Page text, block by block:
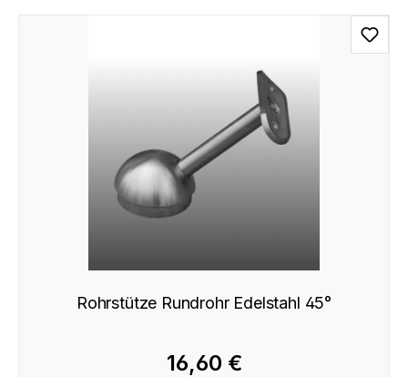
Rohrstütze Rundrohr Edelstahl 45°
16,60 €